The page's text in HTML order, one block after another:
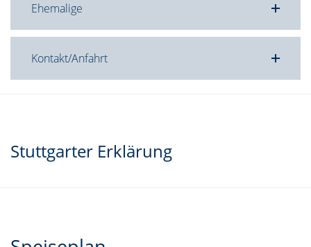
Ehemalige
Kontakt/Anfahrt
Stuttgarter Erklärung